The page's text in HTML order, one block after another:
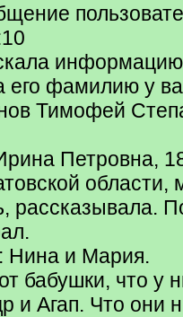
его фамилию у
Тимофей
Петровна,
области,
рассказывала.
Нина и Мария.
бабушки, что у
и Агап. Что они